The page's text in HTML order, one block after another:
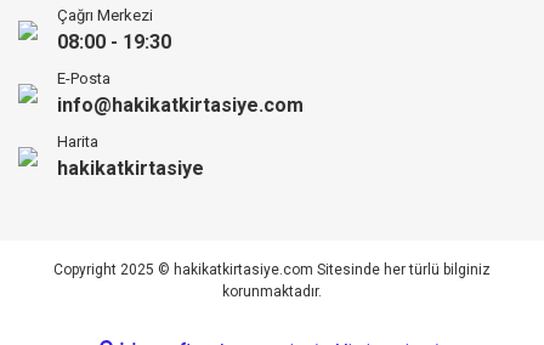
Çağrı Merkezi
08:00 - 19:30
E-Posta
info@hakikatkirtasiye.com
Harita
hakikatkirtasiye
Copyright 2025 © hakikatkirtasiye.com Sitesinde her türlü bilginiz
korunmaktadır.